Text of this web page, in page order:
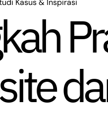
Kasus & Inspirasi